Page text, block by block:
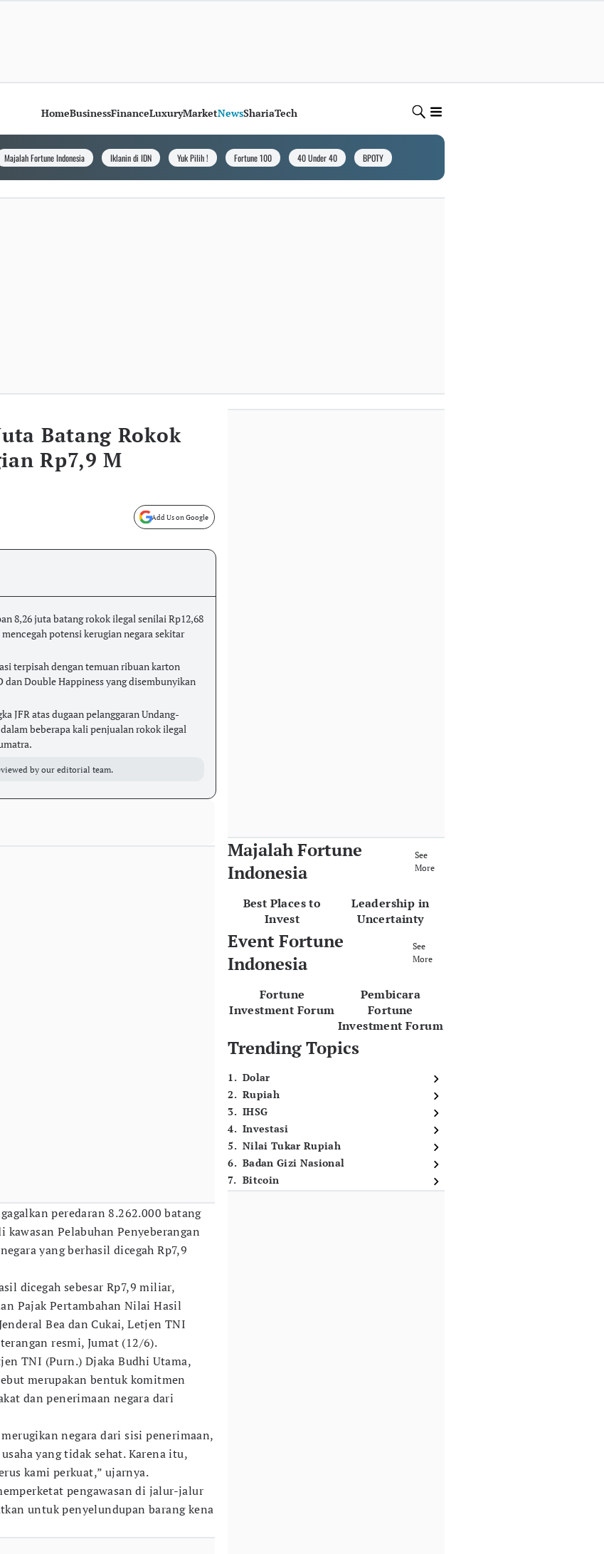
HomeBusinessFinanceLuxuryMarketNewsShariaTech
Majalah Fortune Indonesia Iklanin di IDN Yuk Pilih ! Fortune 100 40 Under 40 BPOTY
Batang Rokok
Rp7,9 M
Add Us on Google
8,26 juta batang rokok ilegal senilai Rp12,68
potensi kerugian negara sekitar
terpisah dengan temuan ribuan karton
Double Happiness yang disembunyikan
JFR atas dugaan pelanggaran Undang-
beberapa kali penjualan rokok ilegal
by our editorial team.
peredaran 8.262.000 batang
Pelabuhan Penyeberangan
yang berhasil dicegah Rp7,9
dicegah sebesar Rp7,9 miliar,
Pajak Pertambahan Nilai Hasil
Bea dan Cukai, Letjen TNI
resmi, Jumat (12/6).
TNI (Purn.) Djaka Budhi Utama,
merupakan bentuk komitmen
dan penerimaan negara dari
negara dari sisi penerimaan,
yang tidak sehat. Karena itu,
kami perkuat,” ujarnya.
pengawasan di jalur-jalur
untuk penyelundupan barang kena
Majalah Fortune
Indonesia
See
More
Best Places to
Invest
Leadership in
Uncertainty
Event Fortune
Indonesia
See
More
Fortune
Investment Forum
Pembicara
Fortune
Investment Forum
Trending Topics
1. Dolar
2. Rupiah
3. IHSG
4. Investasi
5. Nilai Tukar Rupiah
6. Badan Gizi Nasional
7. Bitcoin